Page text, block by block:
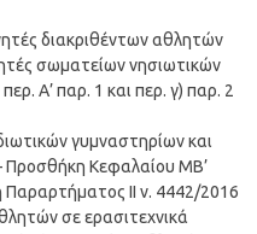
διακριθέντων αθλητών
σωματείων νησιωτικών
Α’ παρ. 1 και περ. γ) παρ. 2
γυμναστηρίων και
Προσθήκη Κεφαλαίου ΜΒ’
ΙΙ ν. 4442/2016
σε ερασιτεχνικά